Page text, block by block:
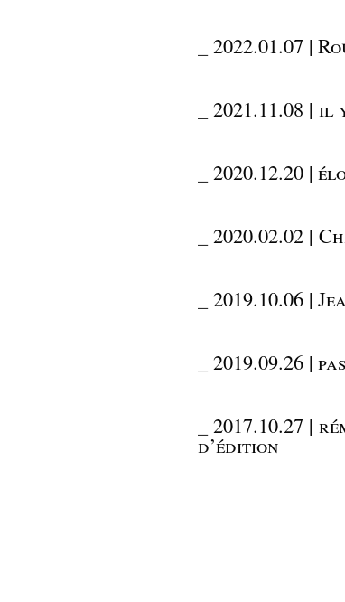
2022.01.07 |
2021.11.08 |
2020.12.20 |
2020.02.02 |
2019.10.06 |
2019.09.26 |
2017.10.27 |
d’édition